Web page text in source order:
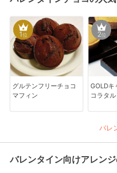
1位
グルテンフリーチョコ
マフィン
2位
GOLDキ
コラタル
バレ
バレンタイン向けアレン